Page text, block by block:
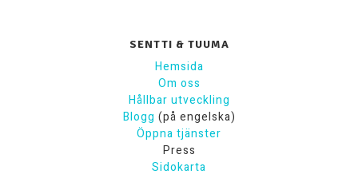
SENTTI & TUUMA
Hemsida
Om oss
Hållbar utveckling
Blogg (på engelska)
Öppna tjänster
Press
Sidokarta